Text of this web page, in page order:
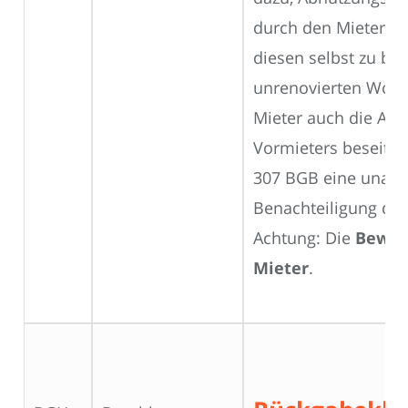
durch den Mieter
diesen selbst zu
unrenovierten
Mieter auch die
Vormieters
307 BGB eine
Benachteiligung
Achtung: Die
Mieter.